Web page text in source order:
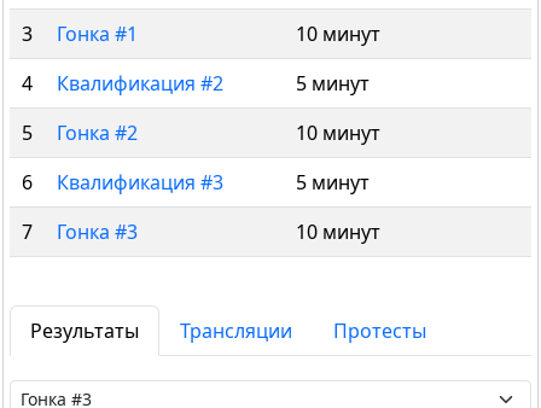
3
Гонка #1
10 минут
4
Квалификация #2
5 минут
5
Гонка #2
10 минут
6
Квалификация #3
5 минут
7
Гонка #3 10 минут
Результаты Трансляции Протесты